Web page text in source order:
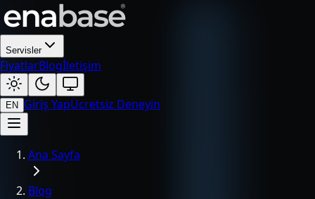
Servisler
FiyatlarBlogİletişim
EN Giriş YapÜcretsiz Deneyin
Ana Sayfa
Blog